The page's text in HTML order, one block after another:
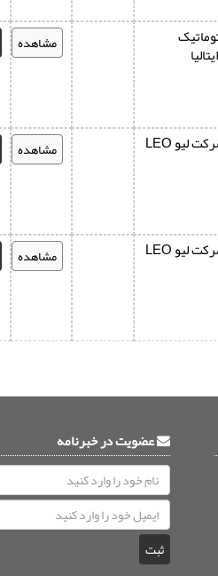
مشاهده
تانک های ساخت شرکت لیو LEO مشاهده
تانک های ساخت شرکت لیو LEO مشاهده
عضویت در خبرنامه
ثبت